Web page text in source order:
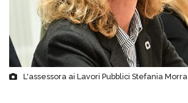
L'assessora ai Lavori Pubblici Stefania Morra